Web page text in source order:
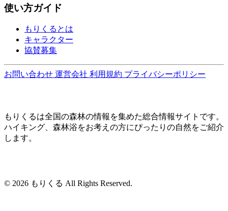
使い方ガイド
もりくるとは
キャラクター
協賛募集
お問い合わせ 運営会社 利用規約 プライバシーポリシー
もりくるは全国の森林の情報を集めた総合情報サイトです。
ハイキング、森林浴をお考えの方にぴったりの自然をご紹介
します。
© 2026 もりくる All Rights Reserved.